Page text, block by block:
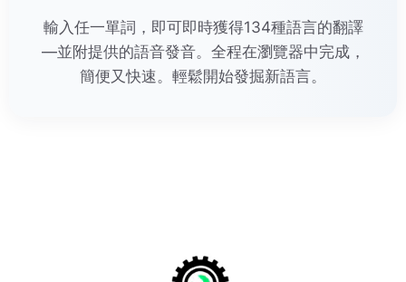
輸入任一單詞，即可即時獲得134種語言的翻譯
—並附提供的語音發音。全程在瀏覽器中完成，
簡便又快速。輕鬆開始發掘新語言。